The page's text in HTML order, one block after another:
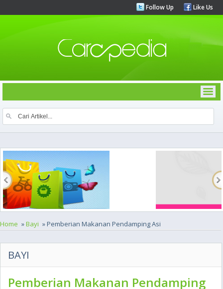
Follow Up Like Us
Home »Bayi » Pemberian Makanan Pendamping Asi
BAYI
Pemberian Makanan Pendamping